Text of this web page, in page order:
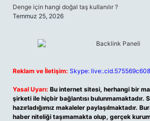
Denge için hangi doğal taş kullanılır ?
Temmuz 25, 2026
Reklam ve İletişim: Skype:
Yasal Uyarı: Bu internet sitesi, herhangi bir
şirketi ile hiçbir bağlantısı bulunmamaktadır.
hazırladığımız makaleler paylaşılmaktadır.
haber niteliği taşımamakta olup, gerçek